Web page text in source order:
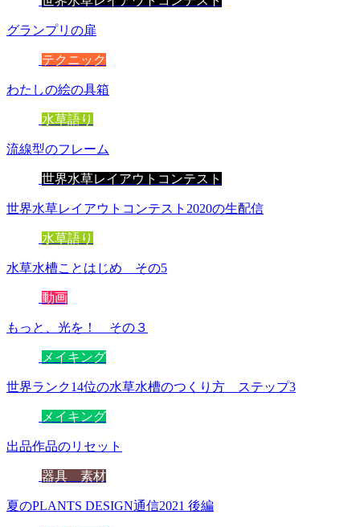
グランプリの扉
テクニック
わたしの絵の具箱
水草語り
流線型のフレーム
世界水草レイアウトコンテスト
世界水草レイアウトコンテスト2020の生配信
水草語り
水草水槽ことはじめ その5
動画
もっと、光を！ その３
メイキング
世界ランク14位の水草水槽のつくり方 ステップ3
メイキング
出品作品のリセット
器具 素材
夏のPLANTS DESIGN通信2021 後編